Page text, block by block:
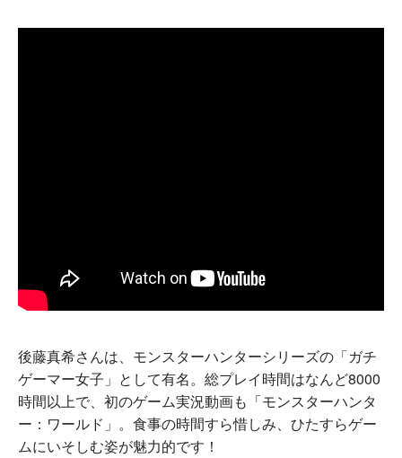
後藤真希さんは、モンスターハンターシリーズの「ガチ
ゲーマー女子」として有名。総プレイ時間はなんど8000
時間以上で、初のゲーム実況動画も「モンスターハンタ
ー：ワールド」。食事の時間すら惜しみ、ひたすらゲー
ムにいそしむ姿が魅力的です！